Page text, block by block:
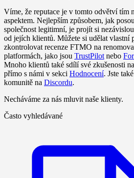
Víme, že reputace je v tomto odvětví tím
aspektem. Nejlepším způsobem, jak
společnost legitimní, je projít si
od jejích klientů. Můžete si udělat vlastní
zkontrolovat recenze FTMO na
platformách, jako jsou TrustPilot nebo
Mnoho klientů také sdílí své zkušenosti na
přímo s námi v sekci Hodnocení. Jste
komunitě na Discordu.
Necháváme za nás mluvit naše klienty.
Často vyhledávané